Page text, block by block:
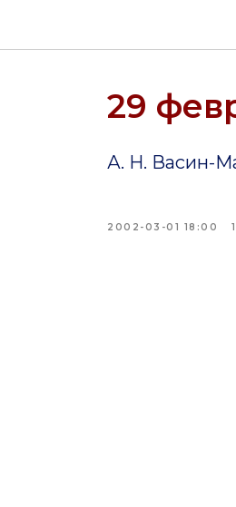
29
А. Н. Васин-
2002-03-01 18:00